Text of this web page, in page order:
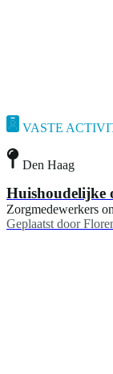
VASTE
Den Haag
Huishoudelijke
Zorgmedewerkers
Geplaatst door